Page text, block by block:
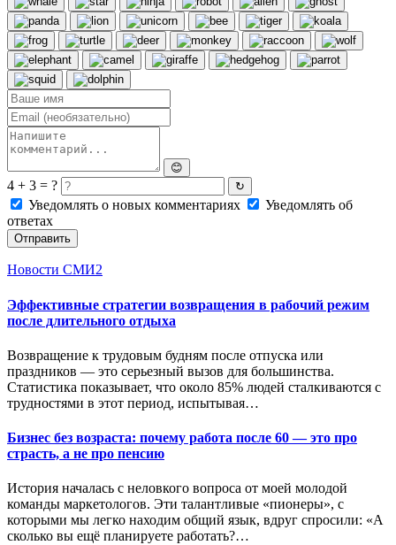
😊
4 + 3 = ? ↻
Уведомлять о новых комментариях
Уведомлять об
ответах
Отправить
Новости СМИ2
Эффективные стратегии возвращения в рабочий режим
после длительного отдыха
Возвращение к трудовым будням после отпуска или
праздников — это серьезный вызов для большинства.
Статистика показывает, что около 85% людей сталкиваются с
трудностями в этот период, испытывая…
Бизнес без возраста: почему работа после 60 — это про
страсть, а не про пенсию
История началась с неловкого вопроса от моей молодой
команды маркетологов. Эти талантливые «пионеры», с
которыми мы легко находим общий язык, вдруг спросили: «А
сколько вы ещё планируете работать?…